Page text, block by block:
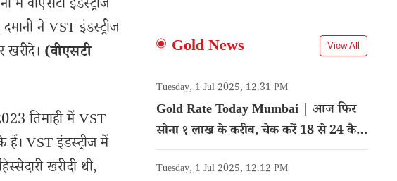
में वीएसटी इंडस्ट्रीज
ने VST इंडस्ट्रीज
(वीएसटी
तिमाही में VST
VST इंडस्ट्रीज में
खरीदी थी,
Gold News View All
Tuesday, 1 Jul 2025, 12.31 PM
Gold Rate Today Mumbai | आज फिर
सोना १ लाख के करीब, चेक करें 18 से 24 कैरेट
गोल्ड का रेट
Tuesday, 1 Jul 2025, 12.12 PM